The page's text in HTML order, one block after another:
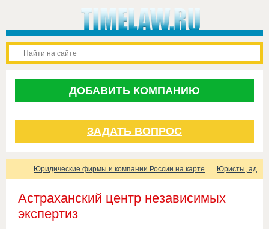
ДОБАВИТЬ КОМПАНИЮ
ЗАДАТЬ ВОПРОС
Юридические фирмы и компании России на карте Юристы,
Астраханский центр независимых
экспертиз